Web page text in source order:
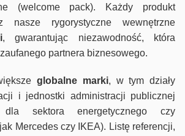
(welcome pack). Każdy produkt
nasze rygorystyczne wewnętrzne
, gwarantując niezawodność, która
partnera biznesowego.
globalne marki, w tym działy
i jednostki administracji publicznej
sektora energetycznego czy
Mercedes czy IKEA). Listę referencji,